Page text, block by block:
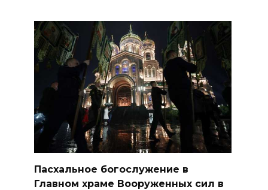
Пасхальное богослужение в
Главном храме Вооруженных сил в